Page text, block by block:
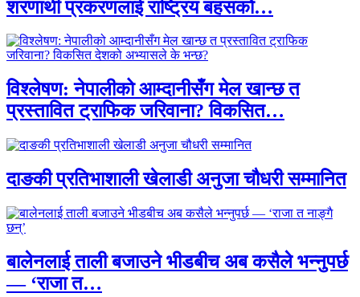
शरणार्थी प्रकरणलाई राष्ट्रिय बहसको…
विश्लेषण: नेपालीको आम्दानीसँग मेल खान्छ त
प्रस्तावित ट्राफिक जरिवाना? विकसित…
दाङकी प्रतिभाशाली खेलाडी अनुजा चौधरी सम्मानित
बालेनलाई ताली बजाउने भीडबीच अब कसैले भन्नुपर्छ
— ‘राजा त…